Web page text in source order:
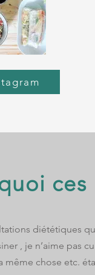
diététiques
, je n’aime pas
même chose etc.